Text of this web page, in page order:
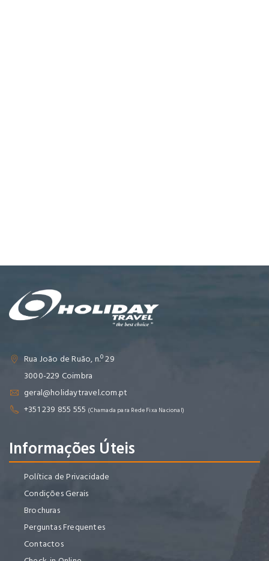
Rua João de Ruão, n.º 29
3000-229 Coimbra
geral@holidaytravel.com.pt
+351 239 855 555 (Chamada para Rede Fixa Nacional)
Informações Úteis
Política de Privacidade
Condições Gerais
Brochuras
Perguntas Frequentes
Contactos